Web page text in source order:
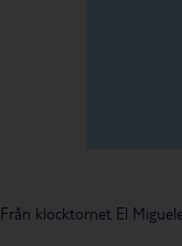
Från klocktornet El